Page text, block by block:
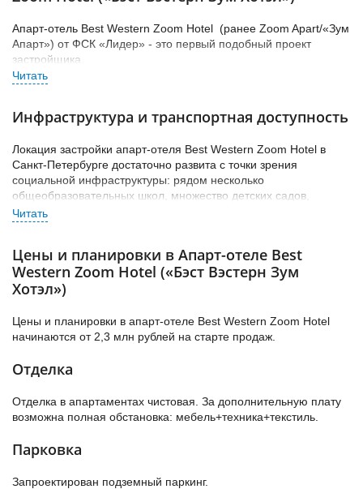
Апарт-отель Best Western Zoom Hotel (ранее Zoom Apart/«Зум
Апарт») от ФСК «Лидер» - это первый подобный проект
застройщика.
В конце 2018 года компания приобрела в собственность
Апарт». Разрешение на строительство уже выдано
запланировано во 2-ом квартале 2019 года.
Проект подразумевает возведение 2 корпусов на 1800 юнитов.
Подробности концепции пока не раскрываются.
Инфраструктура и транспортная доступность
Локация застройки апарт-отеля Best Western Zoom Hotel в
Санкт-Петербурге достаточно развита с точки зрения
социальной инфраструктуры: рядом несколько
общеобразовательных школ, множество детских садов,
городская поликлиника №49.
частными продуктовыми магазинами: в пешей доступности
салоны красоты, кафе и рестораны, в 20 мин ходьбы есть
престижный фитнес-клуб.
автомобилистам. В 10 мин ходьбы станция метро «Черная
речка», рядом ж/д станция «Новая деревня» (отсюда легко
займет примерно 15-20 мин без учета пробок. В аэропорт
«Пулково» по ЗСД время в пути составит от 36 мин. В
утренние часы.
Цены и планировки в Апарт-отеле Best
Western Zoom Hotel («Бэст Вэстерн Зум
Хотэл»)
Цены и планировки в апарт-отеле Best Western Zoom Hotel
начинаются от 2,3 млн рублей на старте продаж.
Отделка
Отделка в апартаментах чистовая. За дополнительную плату
возможна полная обстановка: мебель+техника+текстиль.
Парковка
Запроектирован подземный паркинг.